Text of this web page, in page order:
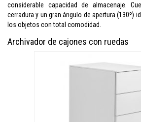
considerable capacidad de almacenaje.
cerradura y un gran ángulo de apertura (130º)
los objetos con total comodidad.
Archivador de cajones con ruedas